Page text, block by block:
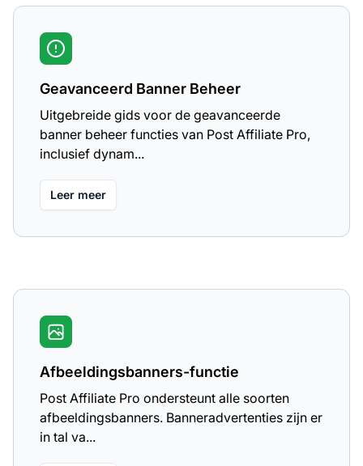
Geavanceerd Banner Beheer
Uitgebreide gids voor de geavanceerde
banner beheer functies van Post Affiliate Pro,
inclusief dynam...
Leer meer
Afbeeldingsbanners-functie
Post Affiliate Pro ondersteunt alle soorten
afbeeldingsbanners. Banneradvertenties zijn er
in tal va...